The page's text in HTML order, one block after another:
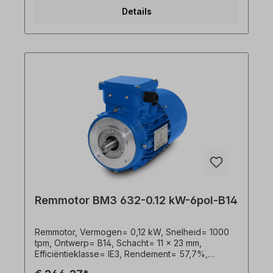
50/60 Hertz, Beschermingsklasse= IP55, Rem= 4
bovenop (draaibaar), Behuizing= gegoten
Motorvoeten= kunnen aan of uit worden
geschroefd. De elektromotor is geschikt voor
gebruik met Frequentieomvormers en voldoet aan
IEC 60034-30:2008. De veerbelaste Rem remt de
motor af wanneer deze Spanningsloos is. In
omvormerbedrijf is de Rem of om de
Remgelijkrichter extern aan te sturen. Een
handmatige ontgrendelingshendel is optioneel
verkrijgbaar voor mechanische ontgrendeling. De
Remmotor is geschikt voor beide draairichtingen.
Details
Remmotor BM3 632-0.12 kW-6pol-B14
Remmotor, Vermogen= 0,12 kW, Snelheid= 1000
tpm, Ontwerp= B14, Schacht= 11 x 23 mm,
Efficiëntieklasse= IE3, Rendement= 57,7%,